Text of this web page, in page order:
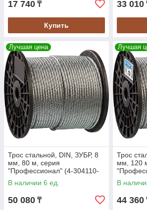
17 740 ₸
Купить
33 010
Лучшая цена
Трос стальной, DIN, ЗУБР, 8
мм, 80 м, серия
"Профессионал" (4-304110-
08)
В наличии 6 ед.
50 080 ₸
Лучшая
Трос
мм, 120
06)
В
44 360